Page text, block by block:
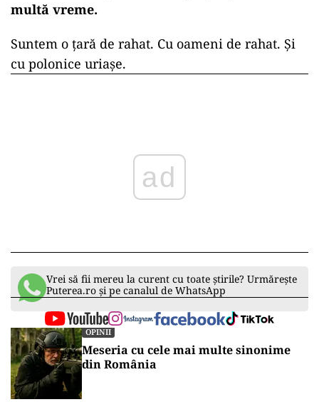
multă vreme.
Suntem o țară de rahat. Cu oameni de rahat. Și
cu polonice uriașe.
ad
Vrei să fii mereu la curent cu toate știrile? Urmărește
Puterea.ro și pe canalul de WhatsApp
OPINII
Meseria cu cele mai multe sinonime
din România